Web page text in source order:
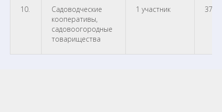
10.
Садоводческие
кооперативы,
садовоогородные
товарищества
1 участник